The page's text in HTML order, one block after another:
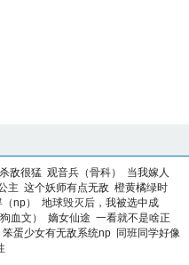
敌很猛 观音兵（骨科）
当我嫁人
主 这个妖师有点无敌 橙黄橘绿时
np）
地球毁灭后，我被选中成
血文） 嫡女仙途 一看就不是啥正
笨蛋少女有无敌系统np 同班同学好像